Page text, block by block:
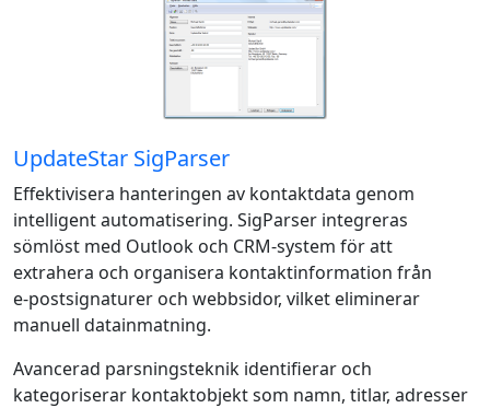
UpdateStar SigParser
Effektivisera hanteringen av kontaktdata genom
intelligent automatisering. SigParser integreras
sömlöst med Outlook och CRM-system för att
extrahera och organisera kontaktinformation från
e‑postsignaturer och webbsidor, vilket eliminerar
manuell datainmatning.
Avancerad parsningsteknik identifierar och
kategoriserar kontaktobjekt som namn, titlar, adresser